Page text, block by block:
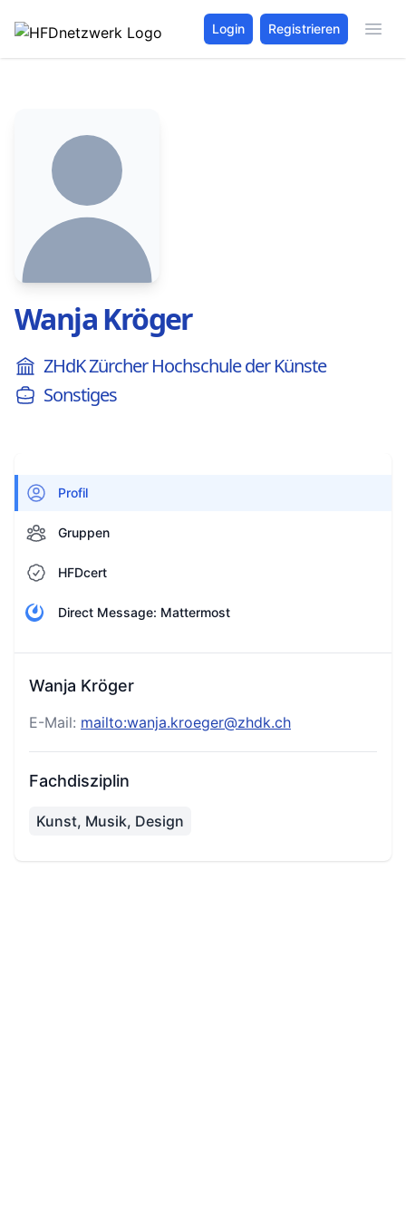
Login Registrieren
Wanja Kröger
ZHdK Zürcher Hochschule der Künste
Sonstiges
Profil
Gruppen
HFDcert
Direct Message: Mattermost
Wanja Kröger
E-Mail: mailto:wanja.kroeger@zhdk.ch
Fachdisziplin
Kunst, Musik, Design